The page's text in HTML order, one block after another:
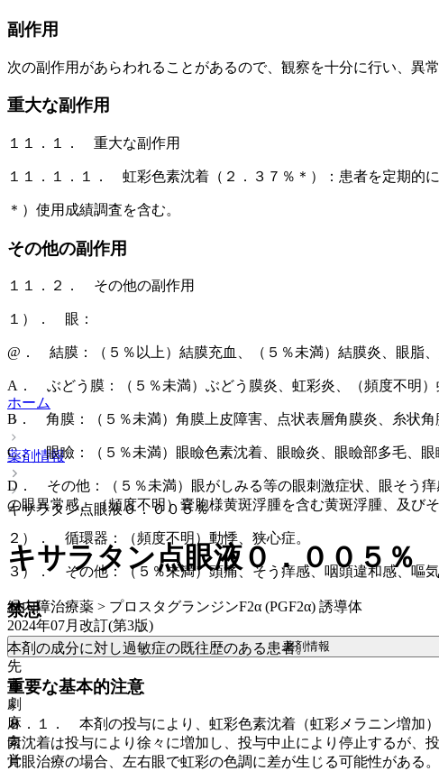
副作用
次の副作用があらわれることがあるので、観察を十分に行い、異
重大な副作用
１１．１． 重大な副作用
１１．１．１． 虹彩色素沈着（２．３７％＊）：患者を定期的
＊）使用成績調査を含む。
その他の副作用
１１．２． その他の副作用
１）． 眼：
@． 結膜：（５％以上）結膜充血、（５％未満）結膜炎、眼脂
A． ぶどう膜：（５％未満）ぶどう膜炎、虹彩炎、（頻度不明）
B． 角膜：（５％未満）角膜上皮障害、点状表層角膜炎、糸状角
C． 眼瞼：（５％未満）眼瞼色素沈着、眼瞼炎、眼瞼部多毛、眼
D． その他：（５％未満）眼がしみる等の眼刺激症状、眼そう
の眼異常感、（頻度不明）嚢胞様黄斑浮腫を含む黄斑浮腫、及び
２）． 循環器：（頻度不明）動悸、狭心症。
３）． その他：（５％未満）頭痛、そう痒感、咽頭違和感、嘔
禁忌
本剤の成分に対し過敏症の既往歴のある患者。
重要な基本的注意
８．１． 本剤の投与により、虹彩色素沈着（虹彩メラニン増加
素沈着は投与により徐々に増加し、投与中止により停止するが、
片眼治療の場合、左右眼で虹彩の色調に差が生じる可能性がある
ホーム
薬剤情報
キサラタン点眼液０．００５％
キサラタン点眼液０．００５％
緑内障治療薬 > プロスタグランジンF2α (PGF2α) 誘導体
2024年07月改訂(第3版)
薬剤情報
先
毒
劇
麻
向
覚